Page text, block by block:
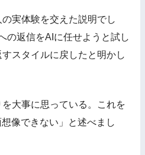
実体験を交えた説明でし
の返信をAIに任せようと試し
スタイルに戻したと明かし
を大事に思っている。これを
像できない」と述べまし